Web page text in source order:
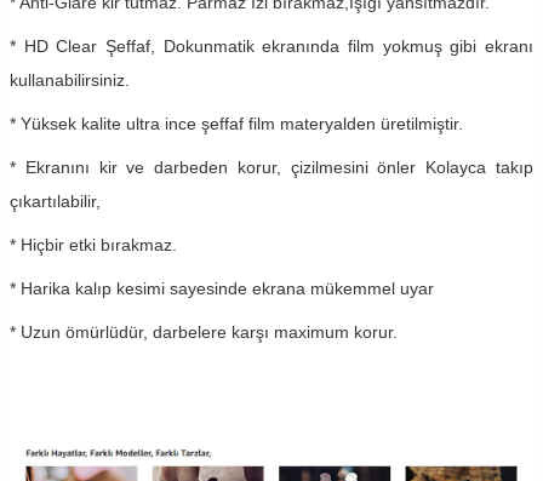
* HD Clear Şeffaf, Dokunmatik ekranında film yokmuş gibi ekranı
kullanabilirsiniz.
* Yüksek kalite ultra ince şeffaf film materyalden üretilmiştir.
* Ekranını kir ve darbeden korur, çizilmesini önler Kolayca takıp
çıkartılabilir,
* Hiçbir etki bırakmaz.
* Harika kalıp kesimi sayesinde ekrana mükemmel uyar
* Uzun ömürlüdür, darbelere karşı maximum korur.